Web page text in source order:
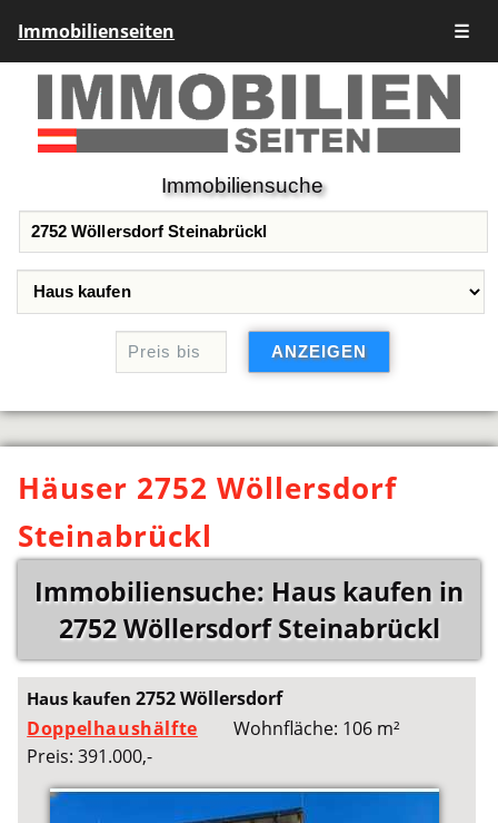
Immobilienseiten ☰
Immobiliensuche
Häuser 2752 Wöllersdorf
Steinabrückl
Immobiliensuche: Haus kaufen in
2752 Wöllersdorf Steinabrückl
Haus kaufen2752 Wöllersdorf
Doppelhaushälfte
Wohnfläche: 106 m²
Preis: 391.000,-